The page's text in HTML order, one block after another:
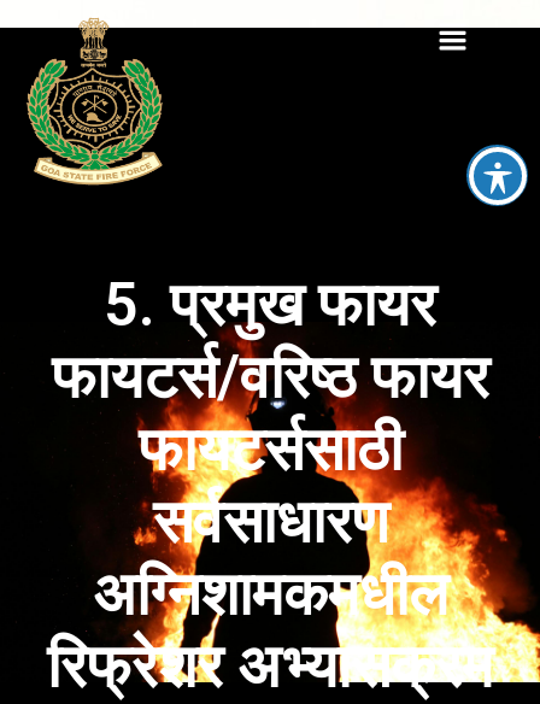
5. प्रमुख फायर
फायटर्स/वरिष्ठ फायर
फायटर्ससाठी
सर्वसाधारण
अग्निशामकमधील
रिफ्रेशर अभ्यासक्रम